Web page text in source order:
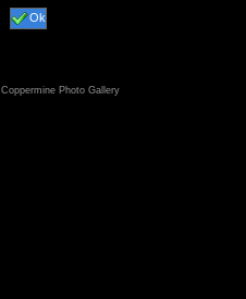
Ok
Coppermine Photo Gallery